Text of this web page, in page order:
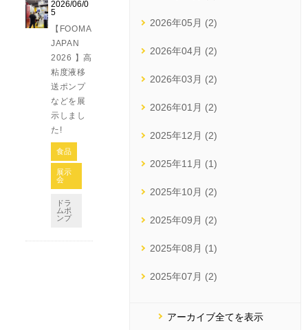
2026/06/0
5
【FOOMA
JAPAN
2026 】高
粘度液移
送ポンプ
などを展
示しまし
た!
食品
展示
会
ドラ
ムポ
ンプ
2026年05月 (2)
2026年04月 (2)
2026年03月 (2)
2026年01月 (2)
2025年12月 (2)
2025年11月 (1)
2025年10月 (2)
2025年09月 (2)
2025年08月 (1)
2025年07月 (2)
アーカイブ全てを表示